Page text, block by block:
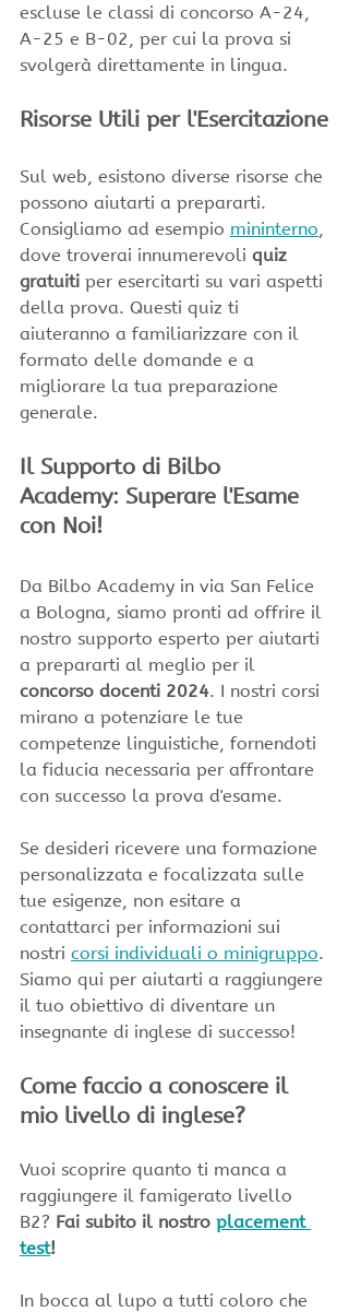
escluse le classi di concorso A-24,
A-25 e B-02, per cui la prova si
svolgerà direttamente in lingua.
Risorse Utili per l'Esercitazione
Sul web, esistono diverse risorse che
possono aiutarti a prepararti.
Consigliamo ad esempio mininterno,
dove troverai innumerevoli quiz
gratuiti per esercitarti su vari aspetti
della prova. Questi quiz ti
aiuteranno a familiarizzare con il
formato delle domande e a
migliorare la tua preparazione
generale.
Il Supporto di Bilbo
Academy: Superare l'Esame
con Noi!
Da Bilbo Academy in via San Felice
a Bologna, siamo pronti ad offrire il
nostro supporto esperto per aiutarti
a prepararti al meglio per il
concorso docenti 2024. I nostri corsi
mirano a potenziare le tue
competenze linguistiche, fornendoti
la fiducia necessaria per affrontare
con successo la prova d'esame.
Se desideri ricevere una formazione
personalizzata e focalizzata sulle
tue esigenze, non esitare a
contattarci per informazioni sui
nostri corsi individuali o minigruppo.
Siamo qui per aiutarti a raggiungere
il tuo obiettivo di diventare un
insegnante di inglese di successo!
Come faccio a conoscere il
mio livello di inglese?
Vuoi scoprire quanto ti manca a
raggiungere il famigerato livello
B2? Fai subito il nostro placement
test!
In bocca al lupo a tutti coloro che